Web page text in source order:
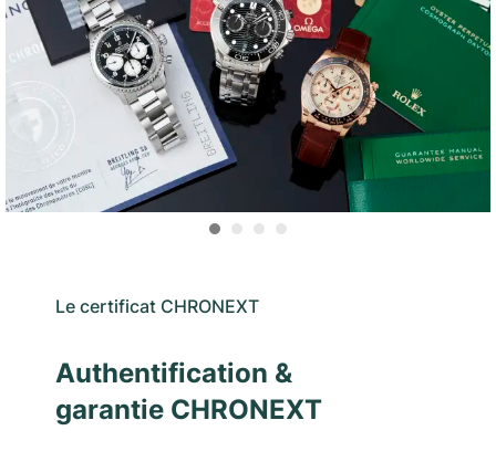
Le certificat CHRONEXT
Authentification &
garantie CHRONEXT